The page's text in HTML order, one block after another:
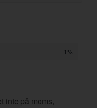
1%
inte på moms,